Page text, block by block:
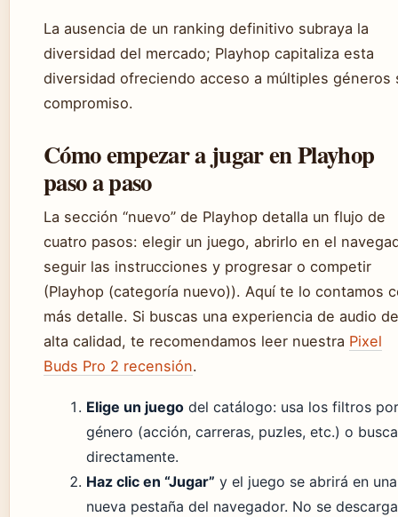
La ausencia de un ranking definitivo subraya la
diversidad del mercado; Playhop capitaliza esta
diversidad ofreciendo acceso a múltiples géneros
compromiso.
Cómo empezar a jugar en Playhop
paso a paso
La sección “nuevo” de Playhop detalla un flujo de
cuatro pasos: elegir un juego, abrirlo en el
seguir las instrucciones y progresar o competir
(Playhop (categoría nuevo)). Aquí te lo contamos
más detalle. Si buscas una experiencia de audio de
alta calidad, te recomendamos leer nuestra Pixel
Buds Pro 2 recensión.
Elige un juego del catálogo: usa los filtros por
género (acción, carreras, puzles, etc.) o busca
directamente.
Haz clic en “Jugar” y el juego se abrirá en una
nueva pestaña del navegador. No se descarga